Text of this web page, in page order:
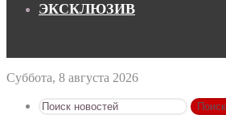
ЭКСКЛЮЗИВ
Суббота, 8 августа 2026